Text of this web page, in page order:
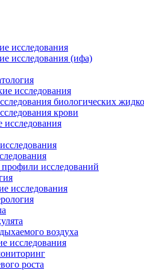
исследования
исследования (ифа)
исследования
биологических
крови
исследования
исследований
исследования
воздуха
исследования
роста